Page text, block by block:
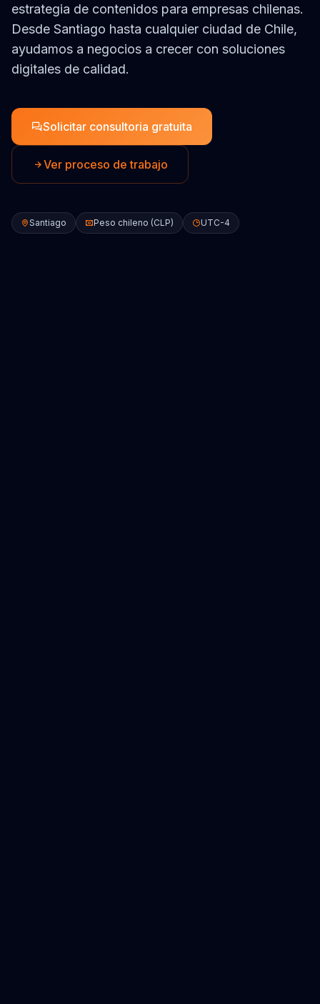
estrategia de contenidos para empresas chilenas.
Desde Santiago hasta cualquier ciudad de Chile,
ayudamos a negocios a crecer con soluciones
digitales de calidad.
Solicitar consultoria gratuita
Ver proceso de trabajo
Santiago Peso chileno (CLP) UTC-4